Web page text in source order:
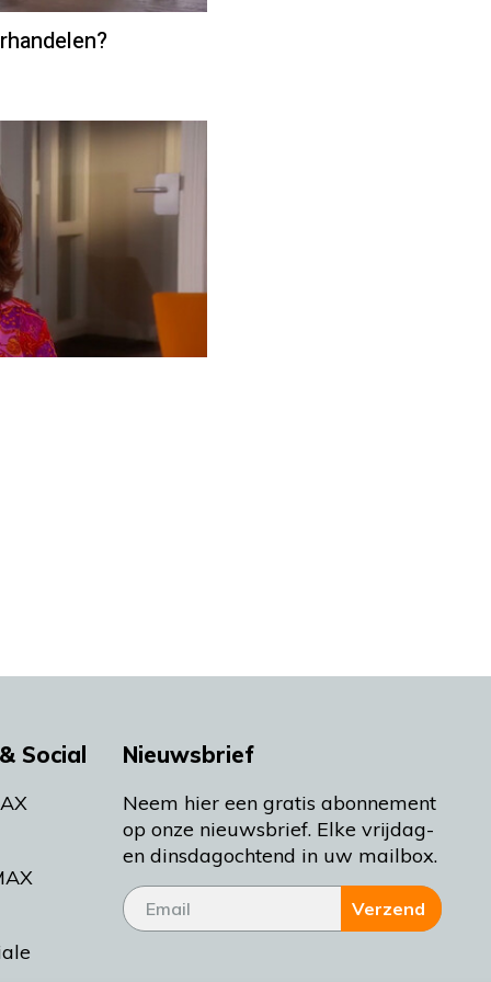
Social Nieuwsbrief
Neem hier een gratis abonnement
op onze nieuwsbrief. Elke vrijdag-
en dinsdagochtend in uw mailbox.
Verzend